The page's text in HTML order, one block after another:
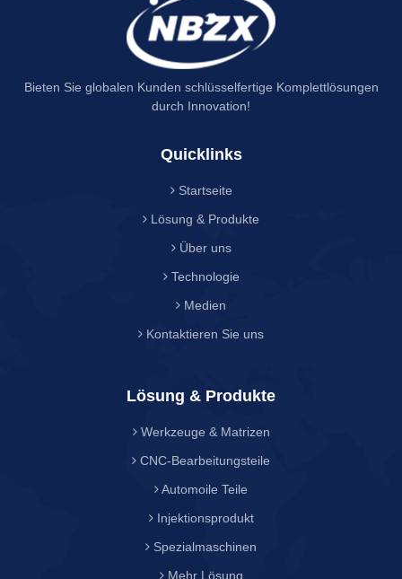
Bieten Sie globalen Kunden schlüsselfertige Komplettlösungen
durch Innovation!
Quicklinks
Startseite
Lösung & Produkte
Über uns
Technologie
Medien
Kontaktieren Sie uns
Lösung & Produkte
Werkzeuge & Matrizen
CNC-Bearbeitungsteile
Automoile Teile
Injektionsprodukt
Spezialmaschinen
Mehr Lösung